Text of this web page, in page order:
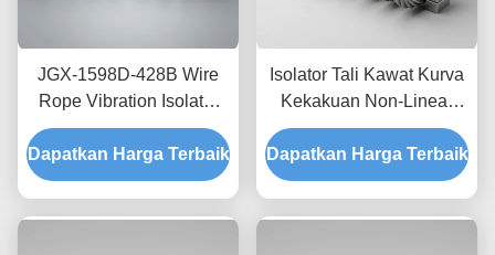
JGX-1598D-428B Wire
Rope Vibration Isolator
Fungus Chemical
Washdown Resistant
Stainless Steel Isolation
Dapatkan Harga Terbaik
Isolator Tali Kawat Kurva
Kekakuan Non-Linear
JGX-2228D-665B
Pemasangan Semua
Logam Ramah
Dapatkan Harga Terbaik